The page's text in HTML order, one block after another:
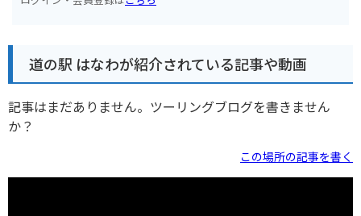
道の駅 はなわが紹介されている記事や動画
記事はまだありません。ツーリングブログを書きません
か？
この場所の記事を書く